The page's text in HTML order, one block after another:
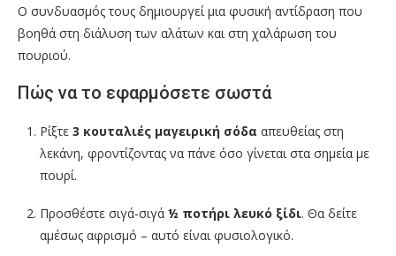
Ο συνδυασμός τους δημιουργεί μια φυσική αντίδραση που
βοηθά στη διάλυση των αλάτων και στη χαλάρωση του
πουριού.
Πώς να το εφαρμόσετε σωστά
Ρίξτε 3 κουταλιές μαγειρική σόδα απευθείας στη
λεκάνη, φροντίζοντας να πάνε όσο γίνεται στα σημεία με
πουρί.
Προσθέστε σιγά-σιγά ½ ποτήρι λευκό ξίδι. Θα δείτε
αμέσως αφρισμό – αυτό είναι φυσιολογικό.